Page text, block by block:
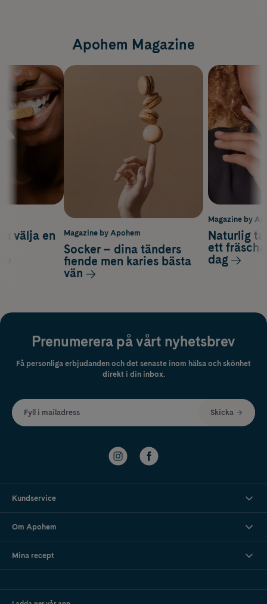
Apohem Magazine
Magazine by
Naturlig
ett
dag
välja en
Magazine by Apohem
Socker – dina tänders
fiende men karies bästa
vän
Prenumerera på vårt nyhetsbrev
Få personliga erbjudanden och det senaste inom hälsa och skönhet
direkt i din inbox.
Fyll i mailadress Skicka
Kundservice
Om Apohem
Mina recept